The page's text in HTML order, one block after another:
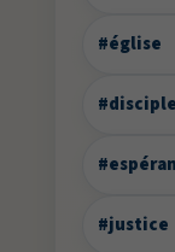
#église
#disciple
#justice